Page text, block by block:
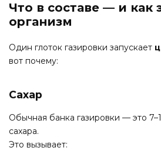
Что в составе — и как
организм
Один глоток газировки запускает
вот почему:
Сахар
Обычная банка газировки — это
сахара.
Это вызывает: